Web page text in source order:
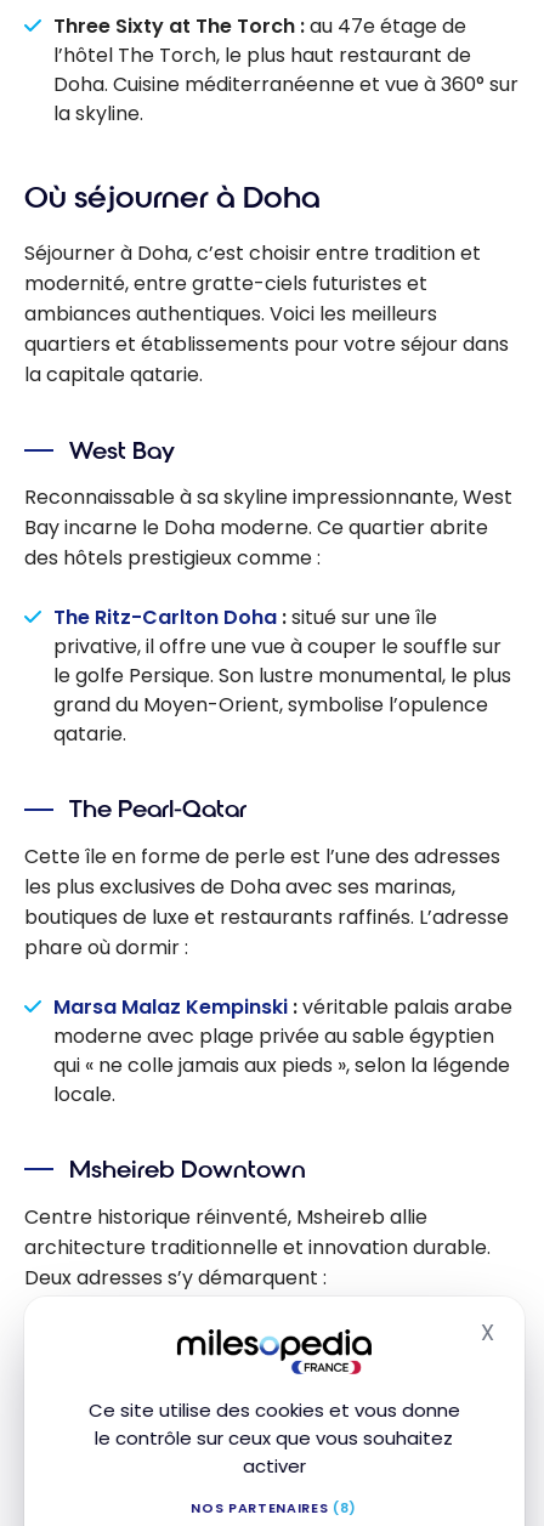
Ce site utilise des cookies et vous donne
le contrôle sur ceux que vous souhaitez
activer
NOS PARTENAIRES (8)
X
Three Sixty at The Torch :au 47e étage de
l’hôtel The Torch, le plus haut restaurant de
Doha. Cuisine méditerranéenne et vue à 360° sur
la skyline.
Où séjourner à Doha
Séjourner à Doha, c’est choisir entre tradition et
modernité, entre gratte-ciels futuristes et
ambiances authentiques. Voici les meilleurs
quartiers et établissements pour votre séjour dans
la capitale qatarie.
West Bay
Reconnaissable à sa skyline impressionnante, West
Bay incarne le Doha moderne. Ce quartier abrite
des hôtels prestigieux comme :
The Ritz-Carlton Doha :situé sur une île
privative, il offre une vue à couper le souffle sur
le golfe Persique. Son lustre monumental, le plus
grand du Moyen-Orient, symbolise l’opulence
qatarie.
The Pearl-Qatar
Cette île en forme de perle est l’une des adresses
les plus exclusives de Doha avec ses marinas,
boutiques de luxe et restaurants raffinés. L’adresse
phare où dormir :
Marsa Malaz Kempinski :véritable palais arabe
moderne avec plage privée au sable égyptien
qui « ne colle jamais aux pieds », selon la légende
locale.
Msheireb Downtown
Centre historique réinventé, Msheireb allie
architecture traditionnelle et innovation durable.
Deux adresses s’y démarquent :
Mandarin Oriental Doha:son design évoque
subtilement les dunes du désert et l’histoire
Banyan Tree Doha:conçu par Jacques Garcia, il
occupe la plus haute tour du quartier et offre un
espace bien-être exceptionnel.